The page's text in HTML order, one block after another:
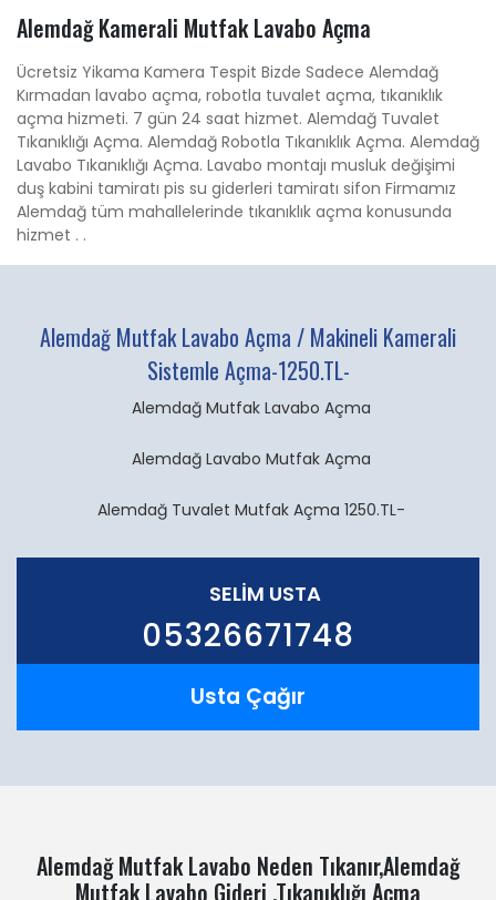
Alemdağ Kamerali Mutfak Lavabo Açma
Ücretsiz Yikama Kamera Tespit Bizde Sadece Alemdağ
Kırmadan lavabo açma, robotla tuvalet açma, tıkanıklık
açma hizmeti. 7 gün 24 saat hizmet. Alemdağ Tuvalet
Tıkanıklığı Açma. Alemdağ Robotla Tıkanıklık Açma. Alemdağ
Lavabo Tıkanıklığı Açma. Lavabo montajı musluk değişimi
duş kabini tamiratı pis su giderleri tamiratı sifon Firmamız
Alemdağ tüm mahallelerinde tıkanıklık açma konusunda
hizmet . .
Alemdağ Mutfak Lavabo Açma / Makineli Kamerali
Sistemle Açma-1250.TL-
Alemdağ Mutfak Lavabo Açma
Alemdağ Lavabo Mutfak Açma
Alemdağ Tuvalet Mutfak Açma 1250.TL-
SELİM USTA
05326671748
Usta Çağır
Alemdağ Mutfak Lavabo Neden Tıkanır,Alemdağ
Mutfak Lavabo Gideri ,Tıkanıklığı Açma